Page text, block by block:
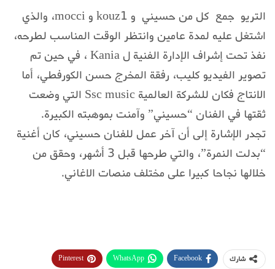
التريو جمع كل من حسيني و kouz1 و mocci، والذي
اشتغل عليه لمدة عامين وانتظر الوقت المناسب لطرحه،
نفذ تحت إشراف الإدارة الفنية ل Kania ، في حين تم
تصوير الفيديو كليب، رفقة المخرج حسن الكورفطي، أما
الانتاج فكان للشركة العالمية Ssc music التي وضعت
ثقتها في الفنان “حسيني” وآمنت بموهبته الكبيرة.
تجدر الإشارة إلى أن آخر عمل للفنان حسيني، كان أغنية
“بدلت النمرة”، والتي طرحها قبل 3 أشهر، وحقق من
خلالها نجاحا كبيرا على مختلف منصات الاغاني.
شارك Facebook
WhatsApp
Pinterest